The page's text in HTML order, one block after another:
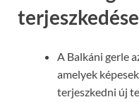
terjeszkedése
A Balkáni gerle
amelyek
terjeszkedni új